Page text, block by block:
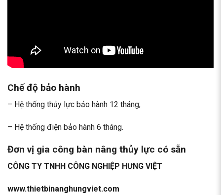
Chế độ bảo hành
– Hệ thống thủy lực bảo hành 12 tháng;
– Hệ thống điện bảo hành 6 tháng.
Đơn vị gia công bàn nâng thủy lực có sẵn
CÔNG TY TNHH CÔNG NGHIỆP HƯNG VIỆT
www.thietbinanghungviet.com